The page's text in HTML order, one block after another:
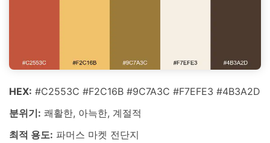
HEX: #C2553C #F2C16B #9C7A3C #F7EFE3 #4B3A2D
분위기: 쾌활한, 아늑한, 계절적
최적 용도: 파머스 마켓 전단지